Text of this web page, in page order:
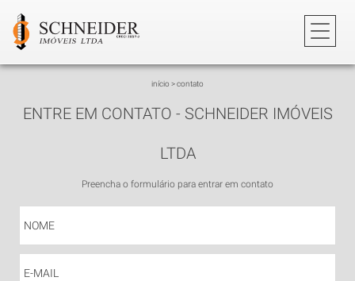
início >contato
ENTRE EM CONTATO - SCHNEIDER IMÓVEIS
LTDA
Preencha o formulário para entrar em contato